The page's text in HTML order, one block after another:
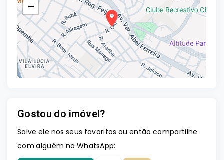
−
Gostou do imóvel?
Salve ele nos seus favoritos ou então compartilhe
com alguém no WhatsApp: